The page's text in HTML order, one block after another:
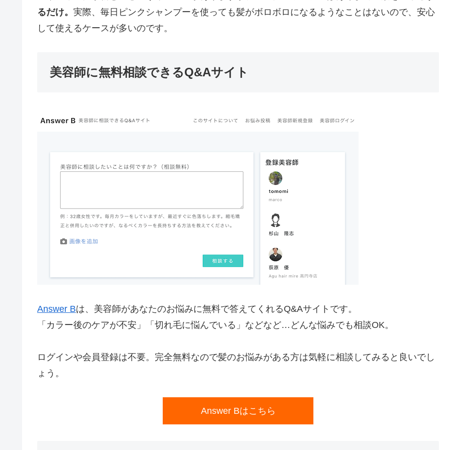
るだけ。 実際、毎日ピンクシャンプーを使っても髪がボロボロになるようなことはないので、安心
して使えるケースが多いのです。
美容師に無料相談できるQ&Aサイト
Answer Bは、美容師があなたのお悩みに無料で答えてくれるQ&Aサイトです。
「カラー後のケアが不安」「切れ毛に悩んでいる」などなど…どんな悩みでも相談OK。
ログインや会員登録は不要。完全無料なので髪のお悩みがある方は気軽に相談してみると良いでし
ょう。
Answer Bはこちら